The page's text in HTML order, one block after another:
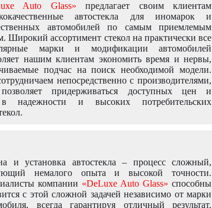
Auto Glass» предлагает своим клиентам
автостекла для иномарок и
автомобилей по самым приемлемым
Широкий ассортимент стекол на практически все
марки и модификации автомобилей
нашим клиентам экономить время и нервы,
подчас на поиск необходимой модели.
непосредственно с производителями,
придерживаться доступных цен и
в надежности и высоких потребительских
и установка автостекла – процесс сложный,
немалого опыта и высокой точности.
компании «DeLuxe Auto Glass» способны
с этой сложной задачей независимо от марки
всегда гарантируя отличный результат.